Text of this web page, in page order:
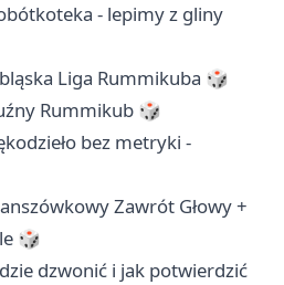
- lepimy z gliny
Liga Rummikuba 🎲
Rummikub 🎲
bez metryki -
Zawrót Głowy +
🎲
dzwonić i jak potwierdzić